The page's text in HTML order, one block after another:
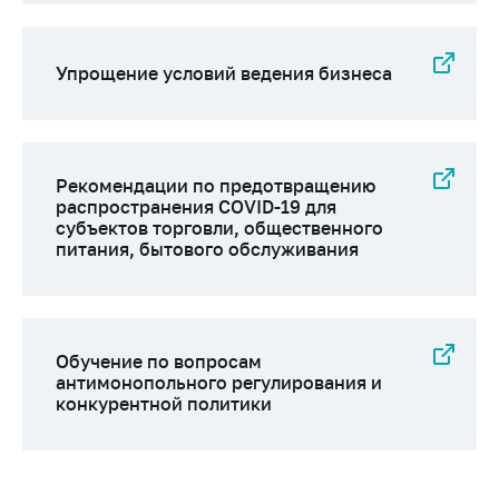
Упрощение условий ведения бизнеса
Рекомендации по предотвращению
распространения COVID-19 для
субъектов торговли, общественного
питания, бытового обслуживания
Обучение по вопросам
антимонопольного регулирования и
конкурентной политики